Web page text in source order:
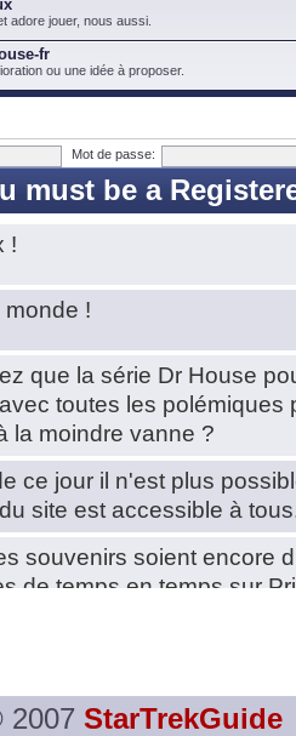
adore jouer, nous aussi.
fr
ou une idée à proposer.
Mot de passe:
must be a
!
!
que la série Dr House
toutes les polémiques
la moindre vanne ?
ce jour il n'est plus
site est accessible à
souvenirs soient encore
de temps en temps sur
trop marché. JE vous
2007 StarTrekGuide